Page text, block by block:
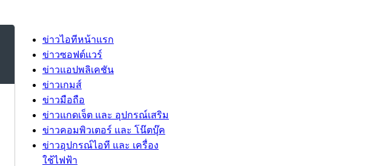
ข่าวไอทีหน้าแรก
ข่าวซอฟต์แวร์
ข่าวแอปพลิเคชัน
ข่าวเกมส์
ข่าวมือถือ
ข่าวแกดเจ็ต และ อุปกรณ์เสริม
ข่าวคอมพิวเตอร์ และ โน๊ตบุ๊ค
ข่าวอุปกรณ์ไอที และ เครื่อง
ใช้ไฟฟ้า